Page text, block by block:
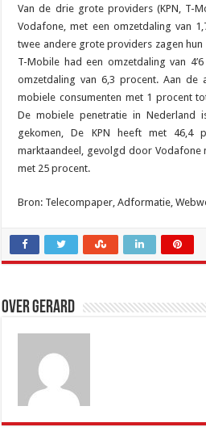
Van de drie grote providers (KPN, T-
Vodafone, met een omzetdaling van
twee andere grote providers zagen hun
T-Mobile had een omzetdaling van
omzetdaling van 6,3 procent. Aan de
mobiele consumenten met 1 procent
De mobiele penetratie in Nederland
gekomen, De KPN heeft met 46,4
marktaandeel, gevolgd door Vodafone
met 25 procent.
Bron: Telecompaper, Adformatie,
Over Gerard